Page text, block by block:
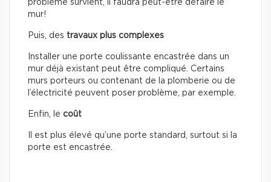
problème survient, il faudra peut-être défaire le
mur!
Puis, des travaux plus complexes
Installer une porte coulissante encastrée dans un
mur déjà existant peut être compliqué. Certains
murs porteurs ou contenant de la plomberie ou de
l’électricité peuvent poser problème, par exemple.
Enfin, le coût
Il est plus élevé qu’une porte standard, surtout si la
porte est encastrée.